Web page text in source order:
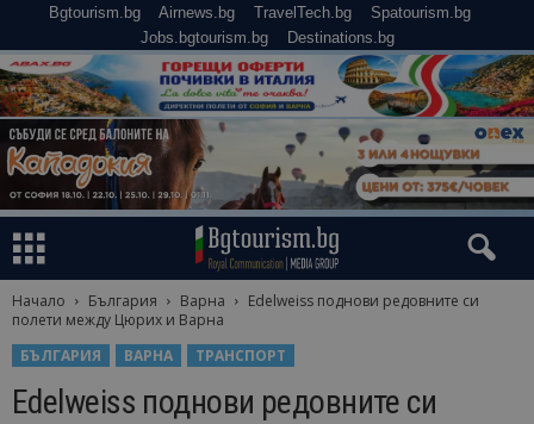
Bgtourism.bg Airnews.bg TravelTech.bg
Spatourism.bg
Jobs.bgtourism.bg
Destinations.bg
Начало България Варна
Edelweiss поднови редовните си
полети между Цюрих и Варна
БЪЛГАРИЯ
ВАРНА ТРАНСПОРТ
Edelweiss поднови редовните си